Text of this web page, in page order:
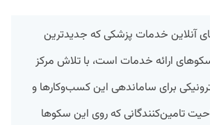
آنلاین خدمات پزشکی که جدیدترین
ارائه خدمات است، با تلاش مرکز
برای ساماندهی این کسب‌وکارها و
تامین‌کنندگانی که روی این سکوها